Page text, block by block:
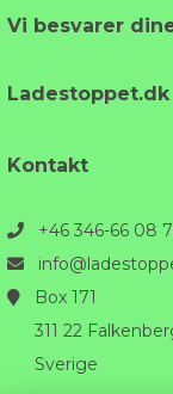
Vi besvarer
Ladestoppet.dk
Kontakt
+46 346-66 08
Box 171
311 22
Sverige